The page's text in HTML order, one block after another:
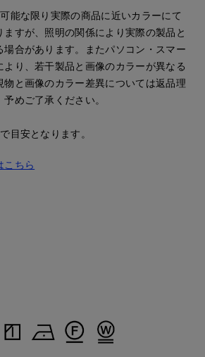
能な限り実際の商品に近いカラーにて
すが、照明の関係により実際の製品と
場合があります。またパソコン・スマー
より、若干製品と画像のカラーが異なる
と画像のカラー差異については返品理
めご了承ください。
目安となります。
こちら